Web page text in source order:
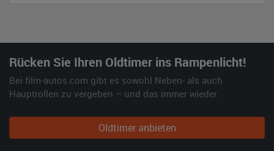
Rücken Sie Ihren Oldtimer ins Rampenlicht!
Bei film-autos.com gibt es sowohl Neben- als auch
Hauptrollen zu vergeben – und das immer wieder.
Oldtimer anbieten